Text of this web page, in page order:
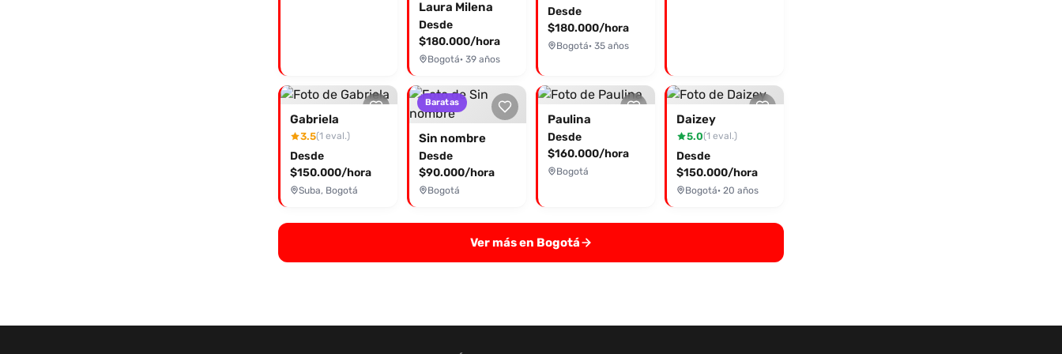
Laura Milena
Desde
$180.000/hora
Bogotá· 39 años
Desde
$180.000/hora
Bogotá· 35 años
Gabriela
3.5(1 eval.)
Desde
$150.000/hora
Suba, Bogotá
Baratas
Sin nombre
Desde
$90.000/hora
Bogotá
Paulina
Desde
$160.000/hora
Bogotá
Daizey
5.0(1 eval.)
Desde
$150.000/hora
Bogotá· 20 años
Ver más en Bogotá